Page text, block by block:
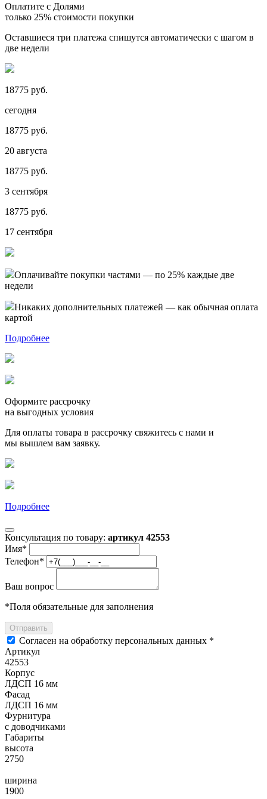
Оплатите с Долями
только 25% стоимости покупки
Оставшиеся три платежа спишутся автоматически с шагом в
две недели
18775 руб.
сегодня
18775 руб.
20 августа
18775 руб.
3 сентября
18775 руб.
17 сентября
Оплачивайте покупки частями — по 25% каждые две
недели
Никаких дополнительных платежей — как обычная оплата
картой
Подробнее
Оформите рассрочку
на выгодных условия
Для оплаты товара в рассрочку свяжитесь с нами и
мы вышлем вам заявку.
Подробнее
Консультация по товару: артикул 42553
Имя*
Телефон*
Ваш вопрос
*Поля обязательные для заполнения
Отправить
Согласен на обработку персональных данных *
Артикул
42553
Корпус
ЛДСП 16 мм
Фасад
ЛДСП 16 мм
Фурнитура
с доводчиками
Габариты
высота
2750
ширина
1900